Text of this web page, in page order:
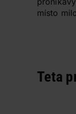
místo
Teta